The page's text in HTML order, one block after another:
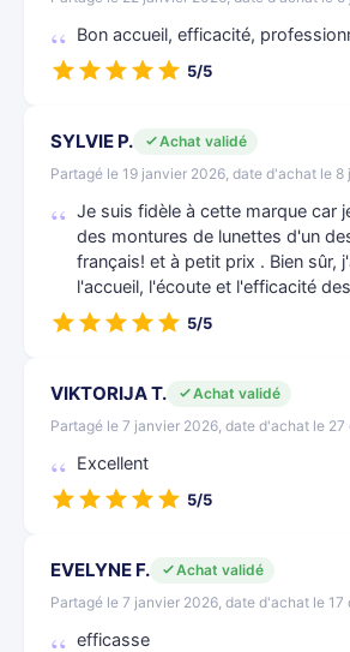
Bon accueil, efficacité,
5/5
SYLVIE P.
Achat validé
Partagé le 19 janvier 2026, date d'achat le 8
Je suis fidèle à cette marque car
des montures de lunettes d'un
français! et à petit prix . Bien sûr,
l'accueil, l'écoute et l'efficacité
5/5
VIKTORIJA T.
Achat validé
Partagé le 7 janvier 2026, date d'achat le 27
Excellent
5/5
EVELYNE F.
Achat validé
Partagé le 7 janvier 2026, date d'achat le 17
efficasse